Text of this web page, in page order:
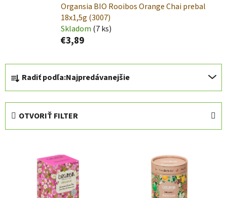
Organsia BIO Rooibos Orange Chai prebal
18x1,5g (3007)
Skladom (7 ks)
€3,89
R
a
d
Radiť podľa:Najpredávanejšie
OTVORIŤ FILTER